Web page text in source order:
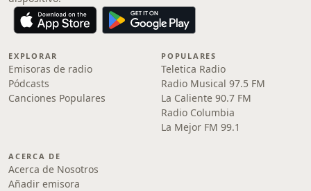
EXPLORAR
Emisoras de radio
Pódcasts
Canciones Populares
POPULARES
Teletica Radio
Radio Musical 97.5 FM
La Caliente 90.7 FM
Radio Columbia
La Mejor FM 99.1
ACERCA DE
Acerca de Nosotros
Añadir emisora